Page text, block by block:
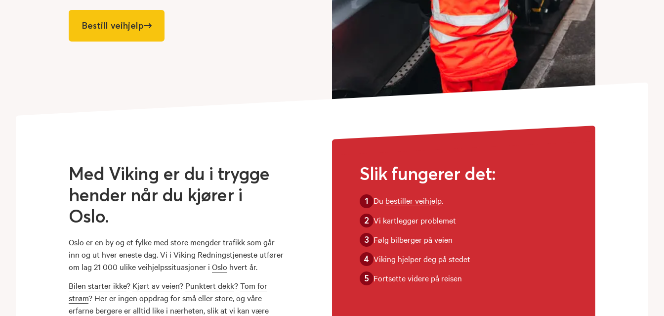
Bestill veihjelp
Med Viking er du i trygge
hender når du kjører i
Oslo.
Oslo er en by og et fylke med store mengder trafikk som går
inn og ut hver eneste dag. Vi i Viking Redningstjeneste utfører
om lag 21 000 ulike veihjelpssituasjoner i Oslo hvert år.
Bilen starter ikke? Kjørt av veien? Punktert dekk?Tom for
strøm? Her er ingen oppdrag for små eller store, og våre
erfarne bergere er alltid like i nærheten, slik at vi kan være
Slik fungerer det:
1 Du bestiller veihjelp.
2 Vi kartlegger problemet
3 Følg bilberger på veien
4 Viking hjelper deg på stedet
5 Fortsette videre på reisen